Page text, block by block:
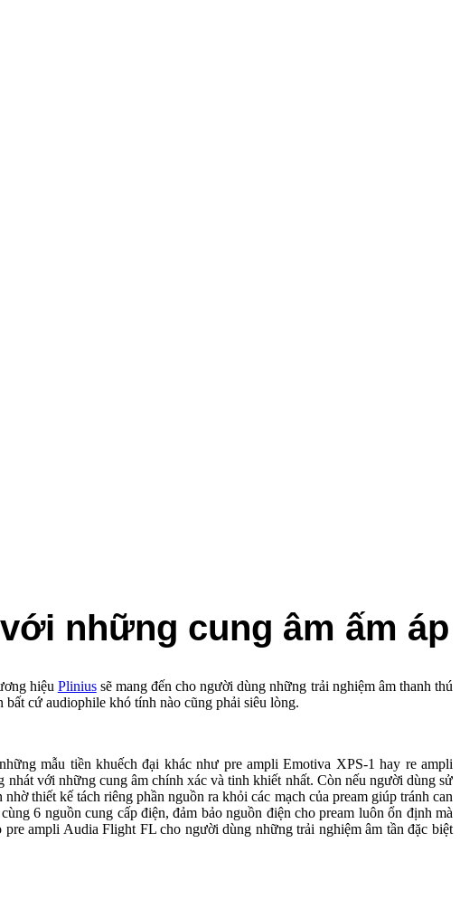
những cung âm ấm áp
hiệu Pliniussẽ mang đến cho người dùng những trải nghiệm âm thanh thú
cứ audiophile khó tính nào cũng phải siêu lòng.
mẫu tiền khuếch đại khác như pre ampli Emotiva XPS-1 hay re ampli
với những cung âm chính xác và tinh khiết nhất. Còn nếu người dùng sử
thiết kế tách riêng phần nguồn ra khỏi các mạch của pream giúp tránh can
6 nguồn cung cấp điện, đảm bảo nguồn điện cho pream luôn ổn định mà
ampli Audia Flight FL cho người dùng những trải nghiệm âm tần đặc biệt